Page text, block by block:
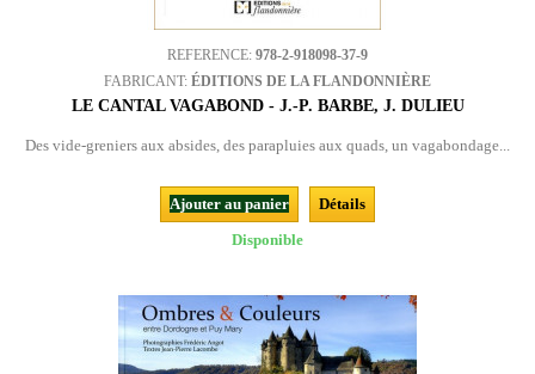
REFERENCE: 978-2-918098-37-9
FABRICANT: ÉDITIONS DE LA FLANDONNIÈRE
LE CANTAL VAGABOND - J.-P. BARBE, J. DULIEU
Des vide-greniers aux absides, des parapluies aux quads, un vagabondage...
Ajouter au panier
Détails
Disponible